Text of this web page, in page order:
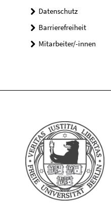
Datenschutz
Barrierefreiheit
Mitarbeiter/-innen